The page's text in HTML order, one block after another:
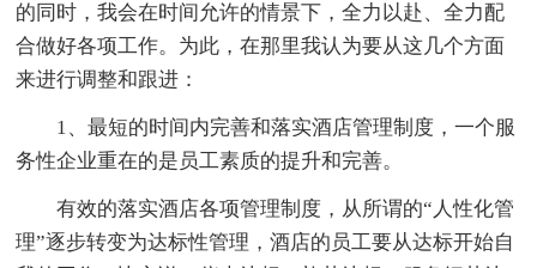
的同时，我会在时间允许的情景下，全力以赴、全力配
合做好各项工作。为此，在那里我认为要从这几个方面
来进行调整和跟进：
1、最短的时间内完善和落实酒店管理制度，一个服
务性企业重在的是员工素质的提升和完善。
有效的落实酒店各项管理制度，从所谓的“人性化管
理”逐步转变为达标性管理，酒店的员工要从达标开始自